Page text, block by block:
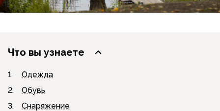
Что вы узнаете
1.
Одежда
2.
Обувь
3.
Снаряжение